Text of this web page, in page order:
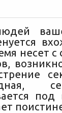
несет с